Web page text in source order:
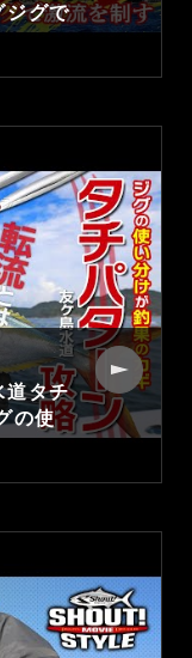
ジグで
道タチ
の使